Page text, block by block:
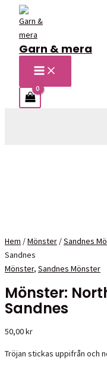
Hoppa
innehåll
Garn & mera
MAIN
MENU
Hem /Mönster /Sandnes
Sandnes
Mönster, Sandnes Mönster
Mönster:
Sandnes
50,00kr
Tröjan stickas uppifrån och